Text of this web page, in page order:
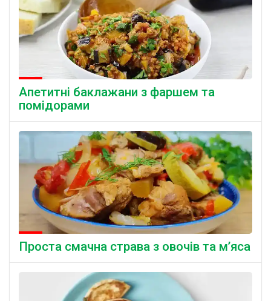
Апетитні баклажани з фаршем та
помідорами
Проста смачна страва з овочів та м’яса